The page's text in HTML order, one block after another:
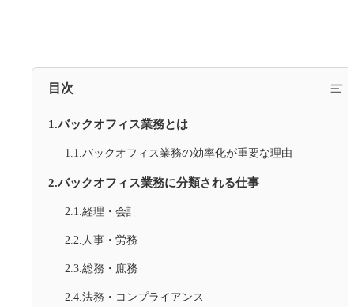
目次
1.バックオフィス業務とは
1.1.バックオフィス業務の効率化が重要な理由
2.バックオフィス業務に分類される仕事
2.1.経理・会計
2.2.人事・労務
2.3.総務・庶務
2.4.法務・コンプライアンス